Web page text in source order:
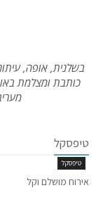
בשלנית, אופה,
כותבת ומצלמת
טיפסקל
טיפסקל
אירוח מושלם וקל